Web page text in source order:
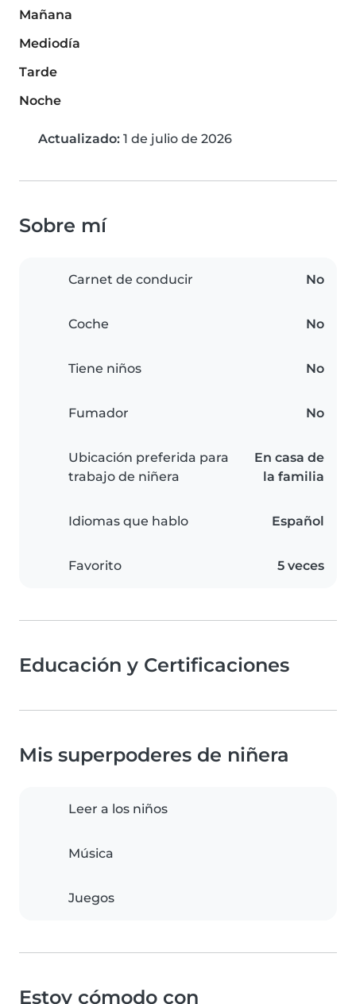
Mañana
Mediodía
Tarde
Noche
Actualizado: 1 de julio de 2026
Sobre mí
Carnet de conducir No
Coche No
Tiene niños No
Fumador No
Ubicación preferida para
trabajo de niñera
En casa de
la familia
Idiomas que hablo Español
Favorito 5 veces
Educación y Certificaciones
Mis superpoderes de niñera
Leer a los niños
Música
Juegos
Estoy cómodo con